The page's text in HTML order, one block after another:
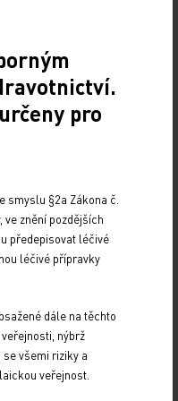
pro
smyslu §2a Zákona č.
znění pozdějších
předepisovat léčivé
léčivé přípravky
dále na těchto
nýbrž
všemi riziky a
veřejnost.